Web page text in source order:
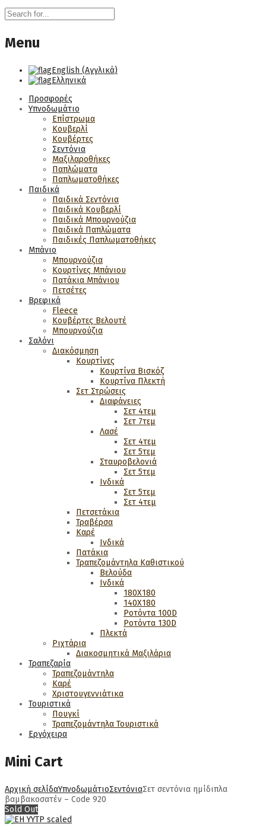
Menu
English (Αγγλικά)
Ελληνικά
Προσφορές
Υπνοδωμάτιο
Επίστρωμα
Κουβερλί
Κουβέρτες
Σεντόνια
Μαξιλαροθήκες
Παπλώματα
Παπλωματοθήκες
Παιδικά
Παιδικά Σεντόνια
Παιδικά Κουβερλί
Παιδικά Μπουρνούζια
Παιδικά Παπλώματα
Παιδικές Παπλωματοθήκες
Μπάνιο
Μπουρνούζια
Κουρτίνες Μπάνιου
Πατάκια Μπάνιου
Πετσέτες
Βρεφικά
Fleece
Κουβέρτες Βελουτέ
Μπουρνούζια
Σαλόνι
Διακόσμηση
Κουρτίνες
Κουρτίνα Βισκόζ
Κουρτίνα Πλεκτή
Σετ Στρώσεις
Διαφάνειες
Σετ 4τεμ
Σετ 7τεμ
Λασέ
Σετ 4τεμ
Σετ 5τεμ
Σταυροβελονιά
Σετ 5τεμ
Ινδικά
Σετ 5τεμ
Σετ 4τεμ
Πετσετάκια
Τραβέρσα
Καρέ
Ινδικά
Πατάκια
Τραπεζομάντηλα Καθιστικού
Βελούδα
Ινδικά
180Χ180
140Χ180
Ροτόντα 100D
Ροτόντα 130D
Πλεκτά
Ριχτάρια
Διακοσμητικά Μαξιλάρια
Τραπεζαρία
Τραπεζομάντηλα
Καρέ
Χριστουγεννιάτικα
Τουριστικά
Πουγκί
Τραπεζομάντηλα Τουριστικά
Εργόχειρα
Mini Cart
Αρχική σελίδαΥπνοδωμάτιοΣεντόνιαΣετ σεντόνια ημίδιπλα
βαμβακοσατέν – Code 920
Sold Out